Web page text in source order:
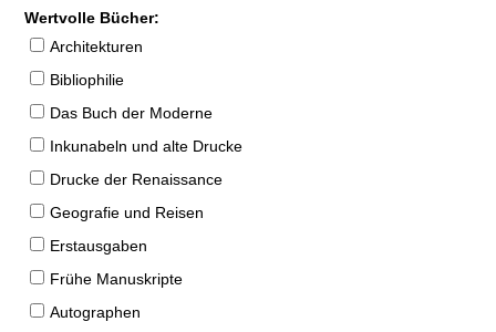
Wertvolle Bücher:
Architekturen
Bibliophilie
Das Buch der Moderne
Inkunabeln und alte Drucke
Drucke der Renaissance
Geografie und Reisen
Erstausgaben
Frühe Manuskripte
Autographen